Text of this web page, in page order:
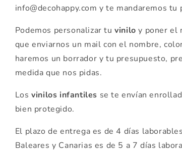
info@decohappy.com y te mandaremos tu
Podemos personalizar tuvinilo y poner el
que enviarnos un mail con el nombre,
haremos un borrador y tu presupuesto,
medida que nos pidas.
Losvinilos infantiles se te envían
bien protegido.
El plazo de entrega es de 4 días
Baleares y Canarias es de 5 a 7 días